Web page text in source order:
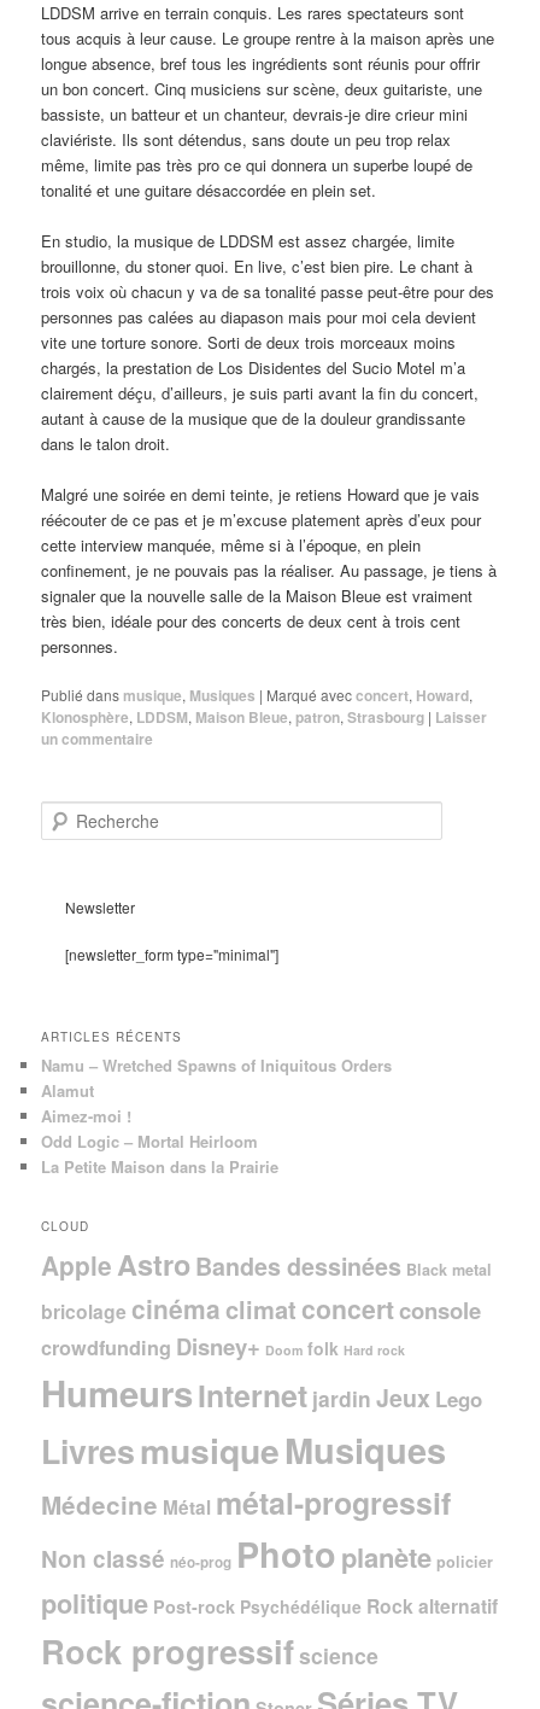
LDDSM arrive en terrain conquis. Les rares spectateurs sont
tous acquis à leur cause. Le groupe rentre à la maison après une
longue absence, bref tous les ingrédients sont réunis pour offrir
un bon concert. Cinq musiciens sur scène, deux guitariste, une
bassiste, un batteur et un chanteur, devrais-je dire crieur mini
claviériste. Ils sont détendus, sans doute un peu trop relax
même, limite pas très pro ce qui donnera un superbe loupé de
tonalité et une guitare désaccordée en plein set.
En studio, la musique de LDDSM est assez chargée, limite
brouillonne, du stoner quoi. En live, c’est bien pire. Le chant à
trois voix où chacun y va de sa tonalité passe peut-être pour des
personnes pas calées au diapason mais pour moi cela devient
vite une torture sonore. Sorti de deux trois morceaux moins
chargés, la prestation de Los Disidentes del Sucio Motel m’a
clairement déçu, d’ailleurs, je suis parti avant la fin du concert,
autant à cause de la musique que de la douleur grandissante
dans le talon droit.
Malgré une soirée en demi teinte, je retiens Howard que je vais
réécouter de ce pas et je m’excuse platement après d’eux pour
cette interview manquée, même si à l’époque, en plein
confinement, je ne pouvais pas la réaliser. Au passage, je tiens à
signaler que la nouvelle salle de la Maison Bleue est vraiment
très bien, idéale pour des concerts de deux cent à trois cent
personnes.
Publié dans musique, Musiques | Marqué avecconcert, Howard,
Klonosphère, LDDSM, Maison Bleue, patron,Strasbourg | Laisser
un commentaire
e
Newsletter
[newsletter_form type="minimal"]
ARTICLES RÉCENTS
Namu – Wretched Spawns of Iniquitous Orders
Alamut
Aimez-moi !
Odd Logic – Mortal Heirloom
La Petite Maison dans la Prairie
CLOUD
Apple AstroBandes dessinées Black metal
bricolage cinéma climat concertconsole
crowdfunding Disney+ Doom folk Hard rock
HumeursInternet jardin Jeux Lego
LivresmusiqueMusiques
Médecine Métal métal-progressif
Non classé néo-prog Photo planète policier
politique Post-rock Psychédélique Rock alternatif
Rock progressifscience